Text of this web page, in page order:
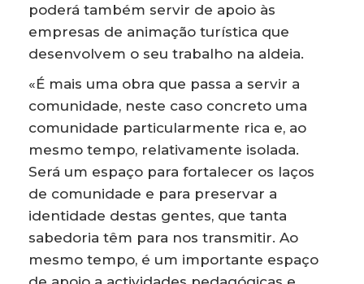
poderá também servir de apoio às
empresas de animação turística que
desenvolvem o seu trabalho na aldeia.
«É mais uma obra que passa a servir a
comunidade, neste caso concreto uma
comunidade particularmente rica e, ao
mesmo tempo, relativamente isolada.
Será um espaço para fortalecer os laços
de comunidade e para preservar a
identidade destas gentes, que tanta
sabedoria têm para nos transmitir. Ao
mesmo tempo, é um importante espaço